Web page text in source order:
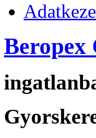
Beropex